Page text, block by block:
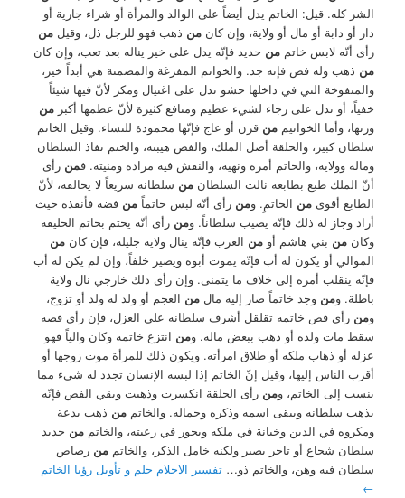
الشر كله. قيل: الخاتم يدل أيضاً على الوالد والمرأة أو شراء جارية أو
دار أو دابة أو مال أو ولاية، وإن كانمن ذهب فهو للرجل ذل، وقيلمن
رأى أنّه لابس خاتممن حديد فإنّه يدل على خير يناله بعد تعب، وإن كان
من ذهب وله فص فإنه جد. والخواتم المفرغة والمصمتة هي أبداً خير،
والمنفوخة التي في داخلها حشو تدل على اغتيال ومكر لأنّ فيها شيئاً
خفياً، أو تدل على رجاء لشيء عظيم ومنافع كثيرة لأنّ عظمها أكبرمن
وزنها، وأما الخواتيممن قرن أو عاج فإنّها محمودة للنساء. وقيل الخاتم
سلطان كبير، والحلقة أصل الملك، والفص هيبته، والختم نفاذ السلطان
وماله وولاية، والخاتم أمره ونهيه، والنقش فيه مراده ومنيته. فمن رأى
أنّ الملك طبع بطابعه نالت السلطانمن سلطانه سريعاً لا يخالفه، لأنّ
الطابع أقوىمن الخاتمِ. ومن رأى أنّه لبس خاتماًمن فضة فأنفذه حيث
أراد وجاز له ذلك فإنّه يصيب سلطاناً. ومن رأى أنّه يختم بخاتم الخليفة
وكانمن بني هاشم أومن العرب فإنّه ينال ولاية جليلة، فإن كانمن
الموالي أو يكون له أب فإنّه يموت أبوه ويصير خلفاً، وإن لم يكن له أب
فإنّه ينقلب أمره إلى خلاف ما يتمنى. وإن رأى ذلك خارجي نال ولاية
باطلة. ومن وجد خاتماً صار إليه مالمن العجم أو ولد له ولد أو تزوج،
ومن رأى فص خاتمه تقلقل أشرف سلطانه على العزل، فإن رأى فصه
سقط مات ولده أو ذهب ببعض ماله. ومن انتزع خاتمه وكان والياً فهو
عزله أو ذهاب ملكه أو طلاق امرأته. ويكون ذلك للمرأة موت زوجها أو
أقرب الناس إليها، وقيل إنّ الخاتم إذا لبسه الإنسان تجدد له شيء مما
ينسب إلى الخاتم، ومن رأى الحلقة انكسرت وذهبت وبقي الفص فإنّه
يذهب سلطانه ويبقى اسمه وذكره وجماله. والخاتممن ذهب بدعة
ومكروه في الدين وخيانة في ملكه ويجور في رعيته، والخاتممن حديد
سلطان شجاع أو تاجر بصير ولكنه خامل الذكر، والخاتممن رصاص
سلطان فيه وهن، والخاتم ذو…تفسير الاحلام حلم و تأويل رؤيا الخاتم
←